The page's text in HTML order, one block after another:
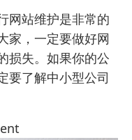
网站维护是非常的
家，一定要做好网
损失。如果你的公
要了解中小型公司